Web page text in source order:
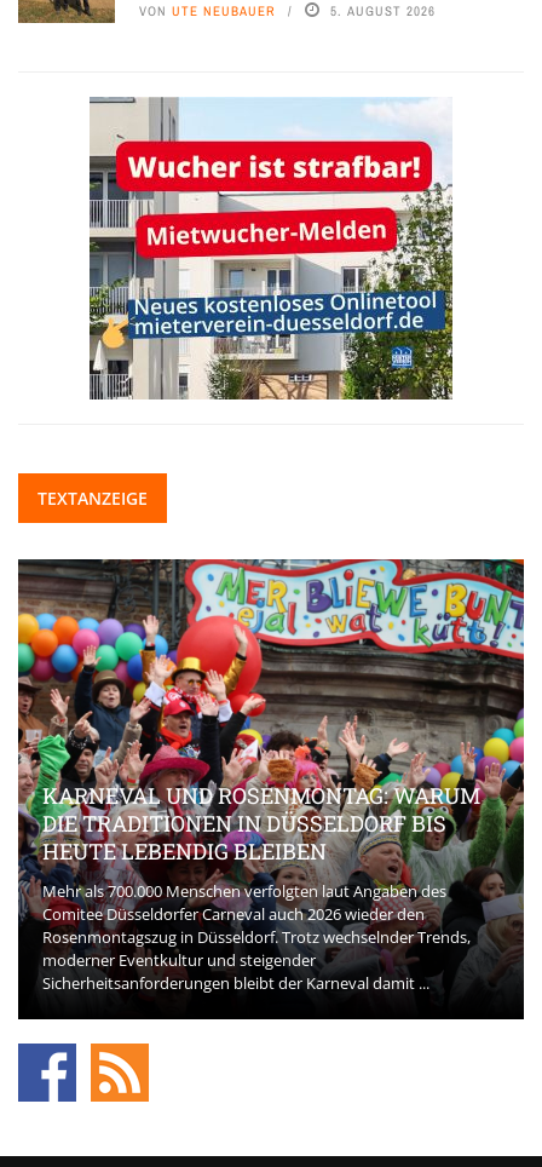
VON UTE NEUBAUER 5. AUGUST 2026
TEXTANZEIGE
KARNEVAL UND ROSENMONTAG: WARUM
DIE TRADITIONEN IN DÜSSELDORF BIS
HEUTE LEBENDIG BLEIBEN
Mehr als 700.000 Menschen verfolgten laut Angaben des
Comitee Düsseldorfer Carneval auch 2026 wieder den
Rosenmontagszug in Düsseldorf. Trotz wechselnder Trends,
moderner Eventkultur und steigender
Sicherheitsanforderungen bleibt der Karneval damit ...